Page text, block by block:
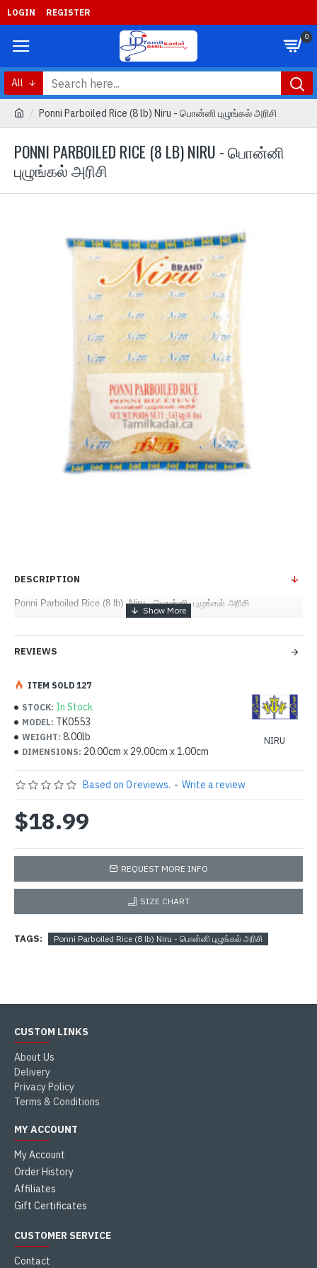
LOGIN REGISTER
0
All
Ponni Parboiled Rice (8 lb) Niru - பொன்னி புழுங்கல் அரிசி
PONNI PARBOILED RICE (8 LB) NIRU - பொன்னி
புழுங்கல் அரிசி
DESCRIPTION
Ponni Parboiled Rice (8 lb) Niru - பொன்னி புழுங்கல் அரிசி
REVIEWS
STOCK: In Stock
MODEL: TK0553
WEIGHT: 8.00lb
DIMENSIONS: 20.00cm x 29.00cm x 1.00cm
NIRU
ITEM SOLD 127
Based on 0 reviews. - Write a review
$18.99
REQUEST MORE INFO
SIZE CHART
TAGS: Ponni Parboiled Rice (8 lb) Niru - பொன்னி புழுங்கல் அரிசி
CUSTOM LINKS
About Us
Delivery
Privacy Policy
Terms & Conditions
MY ACCOUNT
My Account
Order History
Affiliates
Gift Certificates
CUSTOMER SERVICE
Contact